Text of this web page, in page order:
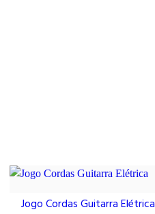
Jogo Cordas Guitarra Elétrica